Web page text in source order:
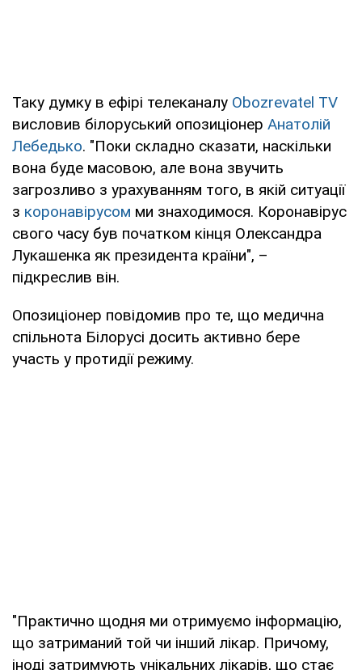
Таку думку в ефірі телеканалу Obozrevatel TV
висловив білоруський опозиціонер Анатолій
Лебедько. "Поки складно сказати, наскільки
вона буде масовою, але вона звучить
загрозливо з урахуванням того, в якій ситуації
з коронавірусом ми знаходимося. Коронавірус
свого часу був початком кінця Олександра
Лукашенка як президента країни", –
підкреслив він.
Опозиціонер повідомив про те, що медична
спільнота Білорусі досить активно бере
участь у протидії режиму.
"Практично щодня ми отримуємо інформацію,
що затриманий той чи інший лікар. Причому,
іноді затримують унікальних лікарів, що стає